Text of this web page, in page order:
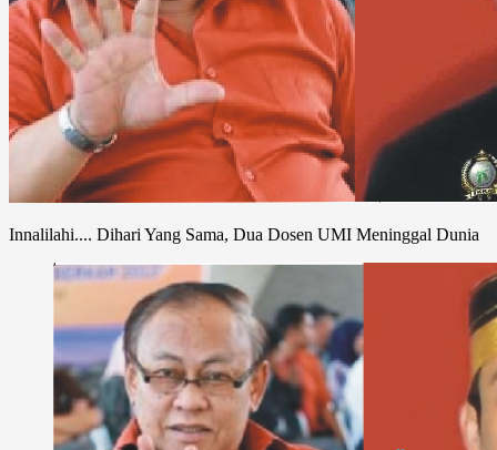
Innalilahi.... Dihari Yang Sama, Dua Dosen UMI Meninggal Dunia